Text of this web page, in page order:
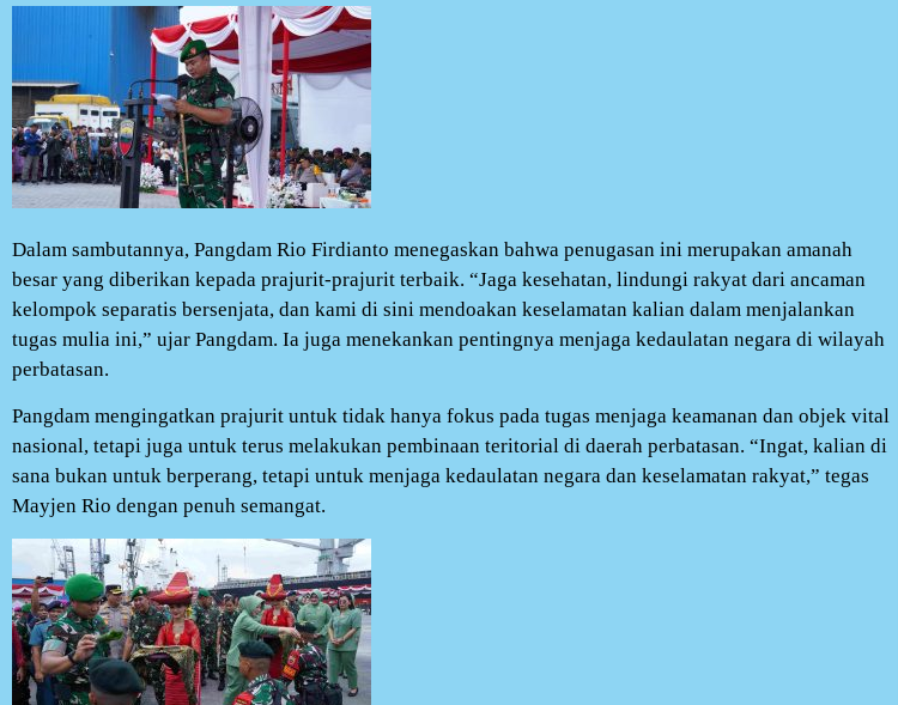
Dalam sambutannya, Pangdam Rio Firdianto menegaskan bahwa penugasan ini merupakan amanah
besar yang diberikan kepada prajurit-prajurit terbaik. “Jaga kesehatan, lindungi rakyat dari ancaman
kelompok separatis bersenjata, dan kami di sini mendoakan keselamatan kalian dalam menjalankan
tugas mulia ini,” ujar Pangdam. Ia juga menekankan pentingnya menjaga kedaulatan negara di wilayah
perbatasan.
Pangdam mengingatkan prajurit untuk tidak hanya fokus pada tugas menjaga keamanan dan objek vital
nasional, tetapi juga untuk terus melakukan pembinaan teritorial di daerah perbatasan. “Ingat, kalian di
sana bukan untuk berperang, tetapi untuk menjaga kedaulatan negara dan keselamatan rakyat,” tegas
Mayjen Rio dengan penuh semangat.